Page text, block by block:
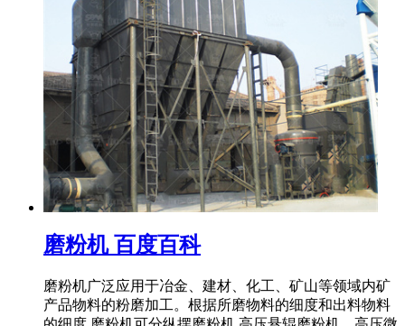
磨粉机 百度百科
磨粉机广泛应用于冶金、建材、化工、矿山等领域内矿
产品物料的粉磨加工。根据所磨物料的细度和出料物料